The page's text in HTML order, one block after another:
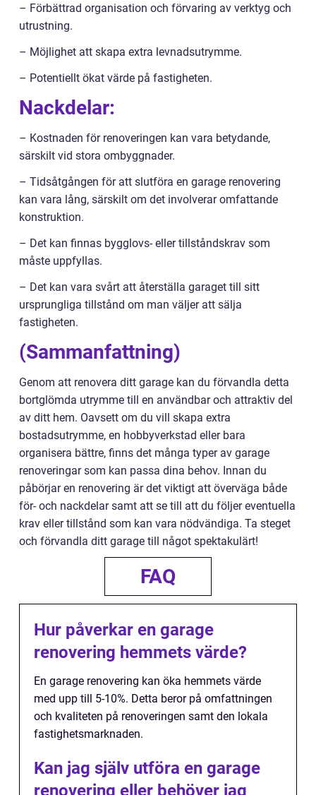
– Förbättrad organisation och förvaring av verktyg och
utrustning.
– Möjlighet att skapa extra levnadsutrymme.
– Potentiellt ökat värde på fastigheten.
Nackdelar:
– Kostnaden för renoveringen kan vara betydande,
särskilt vid stora ombyggnader.
– Tidsåtgången för att slutföra en garage renovering
kan vara lång, särskilt om det involverar omfattande
konstruktion.
– Det kan finnas bygglovs- eller tillståndskrav som
måste uppfyllas.
– Det kan vara svårt att återställa garaget till sitt
ursprungliga tillstånd om man väljer att sälja
fastigheten.
(Sammanfattning)
Genom att renovera ditt garage kan du förvandla detta
bortglömda utrymme till en användbar och attraktiv del
av ditt hem. Oavsett om du vill skapa extra
bostadsutrymme, en hobbyverkstad eller bara
organisera bättre, finns det många typer av garage
renoveringar som kan passa dina behov. Innan du
påbörjar en renovering är det viktigt att överväga både
för- och nackdelar samt att se till att du följer eventuella
krav eller tillstånd som kan vara nödvändiga. Ta steget
och förvandla ditt garage till något spektakulärt!
FAQ
Hur påverkar en garage
renovering hemmets värde?
En garage renovering kan öka hemmets värde
med upp till 5-10%. Detta beror på omfattningen
och kvaliteten på renoveringen samt den lokala
fastighetsmarknaden.
Kan jag själv utföra en garage
renovering eller behöver jag